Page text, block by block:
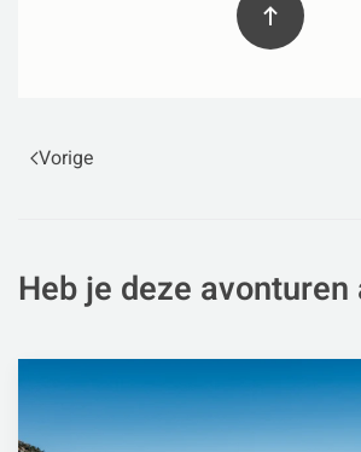
Vorige
Heb je deze avonturen